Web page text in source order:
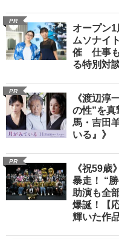
PR
オープン
ムソナイ
催 仕事も
る特別対
PR
《渡辺淳
の性”を真
馬・吉田
いる』》
PR
《祝59歳
暴走！ “
助演も全
爆誕！【
輝いた作